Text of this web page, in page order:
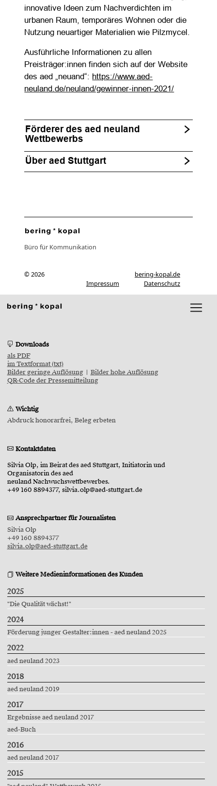
innovative Ideen zum Nachverdichten im
urbanen Raum, temporäres Wohnen oder die
Nutzung neuartiger Materialien wie Pilzmycel.
Ausführliche Informationen zu allen
Preisträger:innen finden sich auf der Website
des aed „neuand“: https://www.aed-
neuland.de/neuland/gewinner-innen-2021/
Förderer des aed neuland
Wettbewerbs
Über aed Stuttgart
Büro für Kommunikation
© 2026
bering-kopal.de
Datenschutz
Impressum
Downloads
als PDF
im Textformat (txt)
Bilder geringe Auflösung| Bilder hohe Auflösung
QR-Code der Pressemitteilung
Wichtig
Abdruck honorarfrei, Beleg erbeten
Kontaktdaten
Silvia Olp, im Beirat des aed Stuttgart, Initiatorin und
Organisatorin des aed
neuland Nachwuchswettbewerbes.
+49 160 8894377, silvia.olp@aed-stuttgart.de
Ansprechpartner für Journalisten
Silvia Olp
+49 160 8894377
silvia.olp@aed-stuttgart.de
Weitere Medieninformationen des Kunden
2025
"Die Qualität wächst!"
2024
Förderung junger Gestalter:innen - aed neuland 2025
2022
aed neuland 2023
2018
aed neuland 2019
2017
Ergebnisse aed neuland 2017
aed-Buch
2016
aed neuland 2017
2015